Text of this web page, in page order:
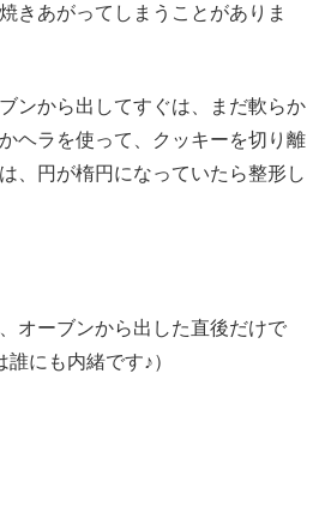
きあがってしまうことがありま
ンから出してすぐは、まだ軟らか
ヘラを使って、クッキーを切り離
、円が楕円になっていたら整形し
オーブンから出した直後だけで
にも内緒です♪）